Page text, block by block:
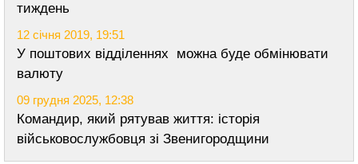
тиждень
12 січня 2019, 19:51
У поштових відділеннях можна буде обмінювати
валюту
09 грудня 2025, 12:38
Командир, який рятував життя: історія
військовослужбовця зі Звенигородщини